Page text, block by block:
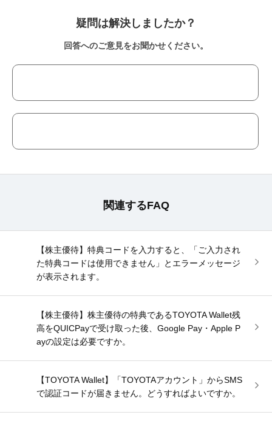
疑問は解決しましたか？
回答へのご意見をお聞かせください。
関連するFAQ
【株主優待】特典コードを入力すると、「ご入力され
た特典コードは使用できません」とエラーメッセージ
が表示されます。
【株主優待】株主優待の特典であるTOYOTA Wallet残
高をQUICPayで受け取った後、Google Pay・Apple P
ayの設定は必要ですか。
【TOYOTA Wallet】「TOYOTAアカウント」からSMS
で認証コードが届きません。どうすればよいですか。